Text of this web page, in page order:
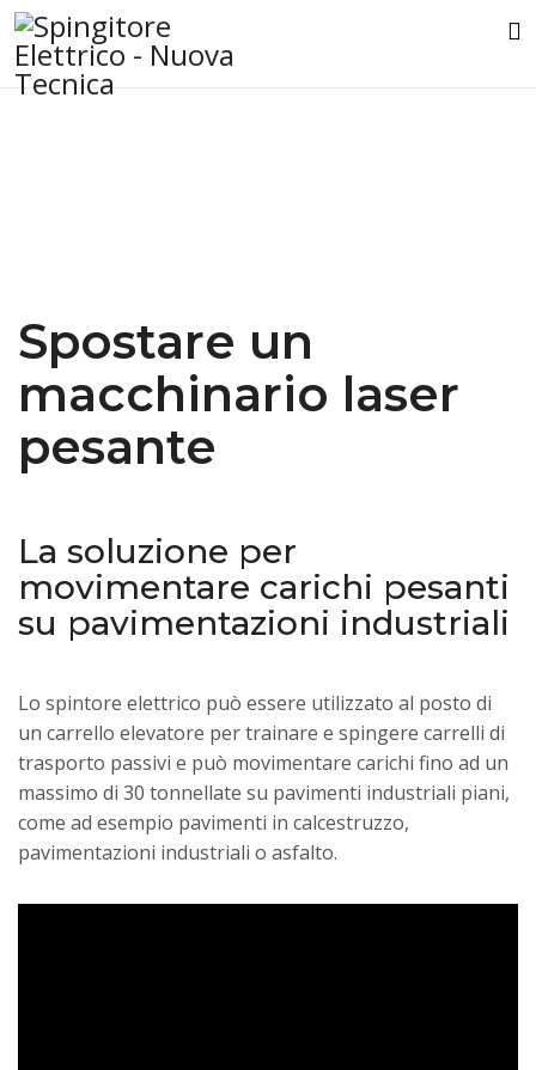
Spostare un
macchinario laser
pesante
La soluzione per
movimentare carichi pesanti
su pavimentazioni industriali
Lo spintore elettrico può essere utilizzato al posto di
un carrello elevatore per trainare e spingere carrelli di
trasporto passivi e può movimentare carichi fino ad un
massimo di 30 tonnellate su pavimenti industriali piani,
come ad esempio pavimenti in calcestruzzo,
pavimentazioni industriali o asfalto.